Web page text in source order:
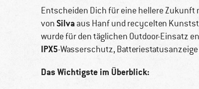
Entscheiden Dich für eine hellere
vonSilvaaus Hanf und recycelten
wurde für den täglichen Outdoor-Einsatz
IPX5-Wasserschutz,
Das Wichtigste im Überblick: